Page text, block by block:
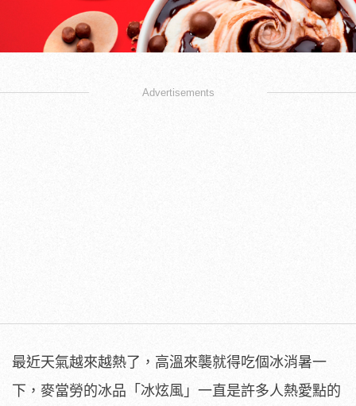
Advertisements
最近天氣越來越熱了，高溫來襲就得吃個冰消暑一
下，麥當勞的冰品「冰炫風」一直是許多人熱愛點的